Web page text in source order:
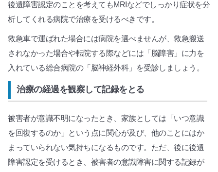
後遺障害認定のことを考えてもMRIなどでしっかり症状を分
析してくれる病院で治療を受けるべきです。
救急車で運ばれた場合には病院を選べませんが、救急搬送
されなかった場合や転院する際などには「脳障害」に力を
入れている総合病院の「脳神経外科」を受診しましょう。
治療の経過を観察して記録をとる
被害者が意識不明になったとき、家族としては「いつ意識
を回復するのか」という点に関心が及び、他のことにはか
まっていられない気持ちになるものです。ただ、後に後遺
障害認定を受けるとき、被害者の意識障害に関する記録が